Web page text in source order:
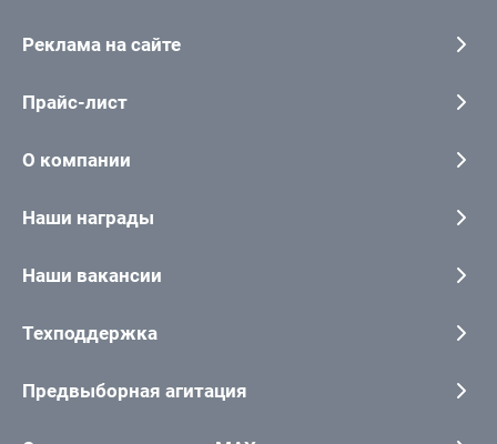
Реклама на сайте
Прайс-лист
О компании
Наши награды
Наши вакансии
Техподдержка
Предвыборная агитация